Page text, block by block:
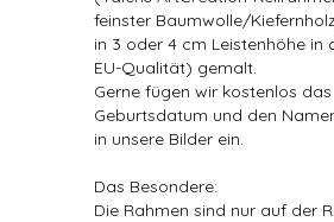
feinster Baumwolle/
in 3 oder 4 cm Leistenhöhe in
EU-Qualität) gemalt.
Gerne fügen wir kostenlos das
Geburtsdatum und den
in unsere Bilder ein.
Das Besondere:
Die Rahmen sind nur auf der